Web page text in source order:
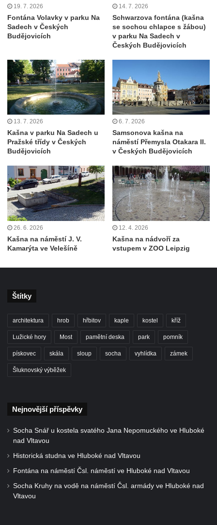
náměstí v Teplicích
Kašna v parku na Lázeňském náměstí u
lázeňského domu Beethoven v Teplicích
Fontána Pampeliška v parku u Císařských
lázní v Teplicích
Kašna na Laubeho náměstí u Císařských
lázní v Teplicích
Porcelánová kašna na křižovatce u
Krušnohorského divadla v Teplicích
Porcelánová fontána v areálu Českého
porcelánu v Dubí
Neposkvrněného početí Panny Marie v
Dubí
Kašna na nádvoří Tereziných lázní v Dubí
Kašna u Nerudovy studánky v Běhánkách
Vodní kaskáda pod schodištěm u jižní
terasní zdí v zámeckém parku v
Kašna pod jižní terasní zdí v zámeckém
Libochovicích
Kašna na Mírovém náměstí u kostela
svatého Václava v Budyni nad Ohří
Kašna na Říhovo náměstí v Budyni nad
ve Mšeném-lázně
parku ve Mšeném-lázně
19. 7. 2026
Fontána Volavky v parku Na
Sadech v Českých
Budějovicích
14. 7. 2026
Schwarzova fontána (kašna
se sochou chlapce s žábou)
v parku Na Sadech v
Českých Budějovicích
13. 7. 2026
Kašna v parku Na Sadech u
Pražské třídy v Českých
Budějovicích
6. 7. 2026
Samsonova kašna na
náměstí Přemysla Otakara II.
v Českých Budějovicích
26. 6. 2026
Kašna na náměstí J. V.
Kamarýta ve Velešíně
12. 4. 2026
Kašna na nádvoří za
vstupem v ZOO Leipzig
Štítky
architektura hrob hřbitov kaple kostel kříž
Lužické hory Most pamětní deska park pomník
pískovec skála sloup socha vyhlídka zámek
Šluknovský výběžek
Nejnovější příspěvky
Socha Snář u kostela svatého Jana Nepomuckého ve Hluboké
nad Vltavou
Historická studna ve Hluboké nad Vltavou
Fontána na náměstí Čsl. náměstí ve Hluboké nad Vltavou
Socha Kruhy na vodě na náměstí Čsl. armády ve Hluboké nad
Vltavou